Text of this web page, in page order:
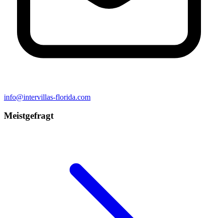
info@intervillas-florida.com
Meistgefragt